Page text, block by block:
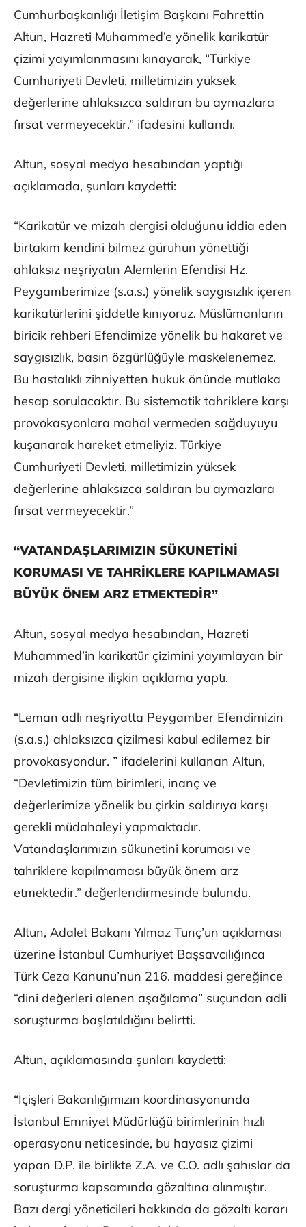
Cumhurbaşkanlığı İletişim Başkanı Fahrettin
Altun, Hazreti Muhammed’e yönelik karikatür
çizimi yayımlanmasını kınayarak, “Türkiye
Cumhuriyeti Devleti, milletimizin yüksek
değerlerine ahlaksızca saldıran bu aymazlara
fırsat vermeyecektir.” ifadesini kullandı.
Altun, sosyal medya hesabından yaptığı
açıklamada, şunları kaydetti:
“Karikatür ve mizah dergisi olduğunu iddia eden
birtakım kendini bilmez güruhun yönettiği
ahlaksız neşriyatın Alemlerin Efendisi Hz.
Peygamberimize (s.a.s.) yönelik saygısızlık içeren
karikatürlerini şiddetle kınıyoruz. Müslümanların
biricik rehberi Efendimize yönelik bu hakaret ve
saygısızlık, basın özgürlüğüyle maskelenemez.
Bu hastalıklı zihniyetten hukuk önünde mutlaka
hesap sorulacaktır. Bu sistematik tahriklere karşı
provokasyonlara mahal vermeden sağduyuyu
kuşanarak hareket etmeliyiz. Türkiye
Cumhuriyeti Devleti, milletimizin yüksek
değerlerine ahlaksızca saldıran bu aymazlara
fırsat vermeyecektir.”
“VATANDAŞLARIMIZIN SÜKUNETİNİ
KORUMASI VE TAHRİKLERE KAPILMAMASI
BÜYÜK ÖNEM ARZ ETMEKTEDİR”
Altun, sosyal medya hesabından, Hazreti
Muhammed’in karikatür çizimini yayımlayan bir
mizah dergisine ilişkin açıklama yaptı.
“Leman adlı neşriyatta Peygamber Efendimizin
(s.a.s.) ahlaksızca çizilmesi kabul edilemez bir
provokasyondur. ” ifadelerini kullanan Altun,
“Devletimizin tüm birimleri, inanç ve
değerlerimize yönelik bu çirkin saldırıya karşı
gerekli müdahaleyi yapmaktadır.
Vatandaşlarımızın sükunetini koruması ve
tahriklere kapılmaması büyük önem arz
etmektedir.” değerlendirmesinde bulundu.
Altun, Adalet Bakanı Yılmaz Tunç’un açıklaması
üzerine İstanbul Cumhuriyet Başsavcılığınca
Türk Ceza Kanunu’nun 216. maddesi gereğince
“dini değerleri alenen aşağılama” suçundan adli
soruşturma başlatıldığını belirtti.
Altun, açıklamasında şunları kaydetti:
“İçişleri Bakanlığımızın koordinasyonunda
İstanbul Emniyet Müdürlüğü birimlerinin hızlı
operasyonu neticesinde, bu hayasız çizimi
yapan D.P. ile birlikte Z.A. ve C.O. adlı şahıslar da
soruşturma kapsamında gözaltına alınmıştır.
Bazı dergi yöneticileri hakkında da gözaltı kararı